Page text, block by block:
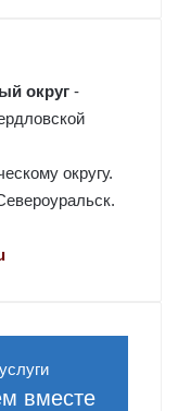
округ -
округу.
вместе